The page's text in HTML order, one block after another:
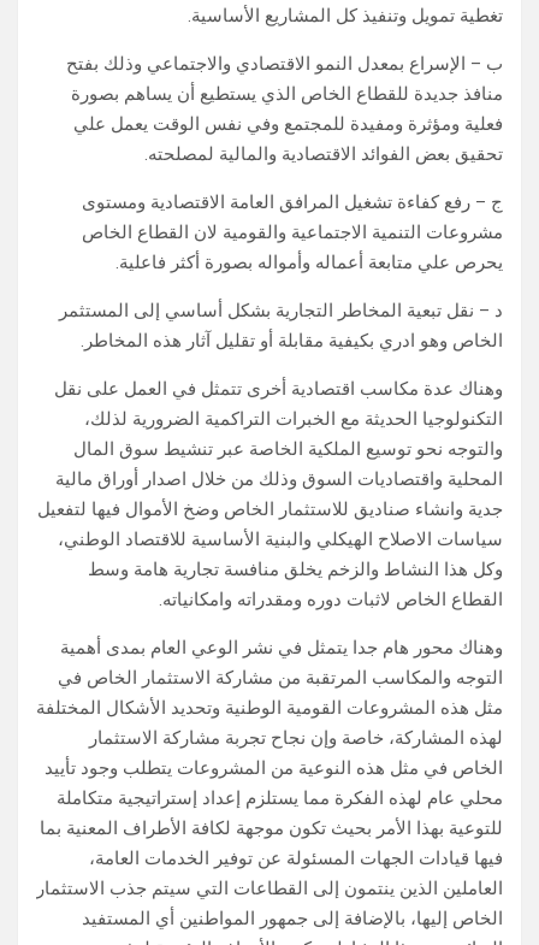
تغطية تمويل وتنفيذ كل المشاريع الأساسية.
ب – الإسراع بمعدل النمو الاقتصادي والاجتماعي وذلك بفتح
منافذ جديدة للقطاع الخاص الذي يستطيع أن يساهم بصورة
فعلية ومؤثرة ومفيدة للمجتمع وفي نفس الوقت يعمل علي
تحقيق بعض الفوائد الاقتصادية والمالية لمصلحته.
ج – رفع كفاءة تشغيل المرافق العامة الاقتصادية ومستوى
مشروعات التنمية الاجتماعية والقومية لان القطاع الخاص
يحرص علي متابعة أعماله وأمواله بصورة أكثر فاعلية.
د – نقل تبعية المخاطر التجارية بشكل أساسي إلى المستثمر
الخاص وهو ادري بكيفية مقابلة أو تقليل آثار هذه المخاطر.
وهناك عدة مكاسب اقتصادية أخرى تتمثل في العمل على نقل
التكنولوجيا الحديثة مع الخبرات التراكمية الضرورية لذلك،
والتوجه نحو توسيع الملكية الخاصة عبر تنشيط سوق المال
المحلية واقتصاديات السوق وذلك من خلال اصدار أوراق مالية
جدية وانشاء صناديق للاستثمار الخاص وضخ الأموال فيها لتفعيل
سياسات الاصلاح الهيكلي والبنية الأساسية للاقتصاد الوطني،
وكل هذا النشاط والزخم يخلق منافسة تجارية هامة وسط
القطاع الخاص لاثبات دوره ومقدراته وامكانياته.
وهناك محور هام جدا يتمثل في نشر الوعي العام بمدى أهمية
التوجه والمكاسب المرتقبة من مشاركة الاستثمار الخاص في
مثل هذه المشروعات القومية الوطنية وتحديد الأشكال المختلفة
لهذه المشاركة، خاصة وإن نجاح تجربة مشاركة الاستثمار
الخاص في مثل هذه النوعية من المشروعات يتطلب وجود تأييد
محلي عام لهذه الفكرة مما يستلزم إعداد إستراتيجية متكاملة
للتوعية بهذا الأمر بحيث تكون موجهة لكافة الأطراف المعنية بما
فيها قيادات الجهات المسئولة عن توفير الخدمات العامة،
العاملين الذين ينتمون إلى القطاعات التي سيتم جذب الاستثمار
الخاص إليها، بالإضافة إلى جمهور المواطنين أي المستفيد